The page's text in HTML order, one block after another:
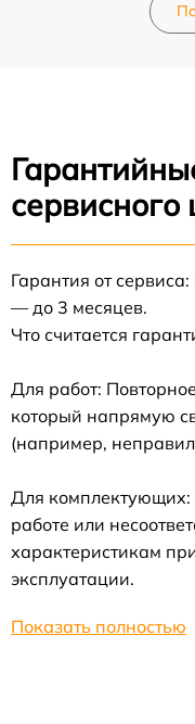
сервисного
Гарантия от
— до 3 месяцев.
Что считается
Для работ:
который напрямую
(например,
Для комплектующих:
работе или
характеристикам
эксплуатации.
Показать полностью